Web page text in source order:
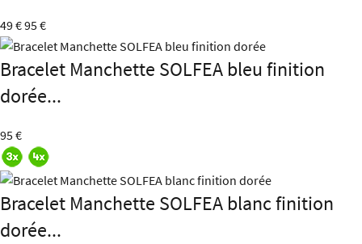
49 €95 €
Bracelet Manchette SOLFEA bleu finition
dorée...
95 €
Bracelet Manchette SOLFEA blanc finition
dorée...